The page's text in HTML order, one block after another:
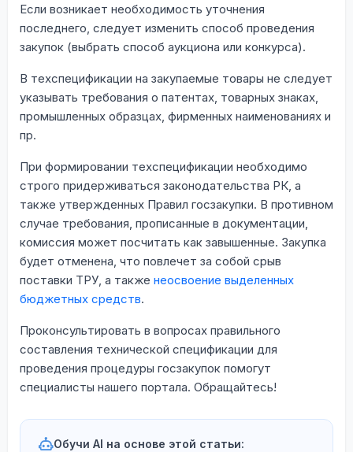
Если возникает необходимость уточнения
последнего, следует изменить способ проведения
закупок (выбрать способ аукциона или конкурса).
В техспецификации на закупаемые товары не следует
указывать требования о патентах, товарных знаках,
промышленных образцах, фирменных наименованиях и
пр.
При формировании техспецификации необходимо
строго придерживаться законодательства РК, а
также утвержденных Правил госзакупки. В противном
случае требования, прописанные в документации,
комиссия может посчитать как завышенные. Закупка
будет отменена, что повлечет за собой срыв
поставки ТРУ, а также неосвоение выделенных
бюджетных средств.
Проконсультировать в вопросах правильного
составления технической спецификации для
проведения процедуры госзакупок помогут
специалисты нашего портала. Обращайтесь!
Обучи AI на основе этой статьи: